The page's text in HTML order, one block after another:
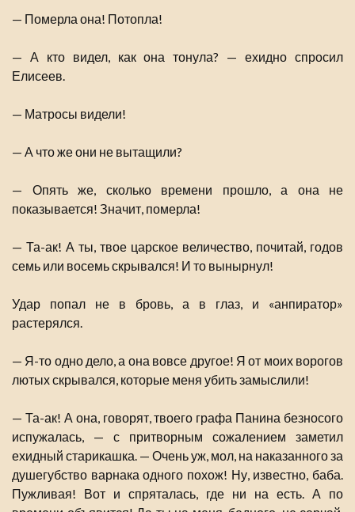
— Померла она! Потопла!
— А кто видел, как она тонула? — ехидно спросил
Елисеев.
— Матросы видели!
— А что же они не вытащили?
— Опять же, сколько времени прошло, а она не
показывается! Значит, померла!
— Та-ак! А ты, твое царское величество, почитай, годов
семь или восемь скрывался! И то вынырнул!
Удар попал не в бровь, а в глаз, и «анпиратор»
растерялся.
— Я-то одно дело, а она вовсе другое! Я от моих ворогов
лютых скрывался, которые меня убить замыслили!
— Та-ак! А она, говорят, твоего графа Панина безносого
испужалась, — с притворным сожалением заметил
ехидный старикашка. — Очень уж, мол, на наказанного за
душегубство варнака одного похож! Ну, известно, баба.
Пужливая! Вот и спряталась, где ни на есть. А по